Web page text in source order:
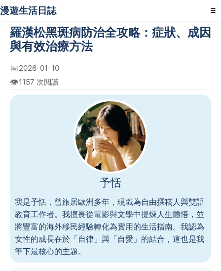
漫遊生活日誌 ☰
羅漢松黑斑病防治全攻略：症狀、成因
與有效治療方法
📅2026-01-10
👁️1157 次閱讀
予恬
我是予恬，曾旅居歐洲多年，現職為自由撰稿人與雙語
教育工作者。我擅長從電影與文學中提煉人生體悟，並
將豐富的海外移民經驗轉化為實用的生活指南。我認為
女性的成長在於「自律」與「自愛」的結合，這也是我
筆下最核心的主題。